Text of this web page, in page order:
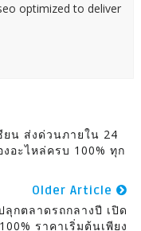
optimized to deliver
น ส่งด่วนภายใน 24
อะไหล่ครบ 100% ทุก
Older Article
ลุกตลาดรถกลางปี เปิด
ราคาเริ่มต้นเพียง